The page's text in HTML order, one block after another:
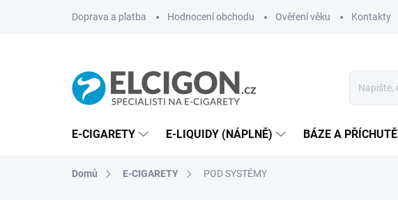
Doprava a platba Hodnocení obchodu Ověření věku Kontakty
E-CIGARETY E-LIQUIDY (NÁPLNĚ) BÁZE A PŘÍCHUTĚ
Domů E-CIGARETY POD SYSTÉMY